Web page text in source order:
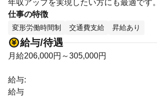
年収アップを実現したい方にも最適です。
仕事の特徴
変形労働時間制 交通費支給 昇給あり
給与/待遇
月給206,000円～305,000円
給与:
給与